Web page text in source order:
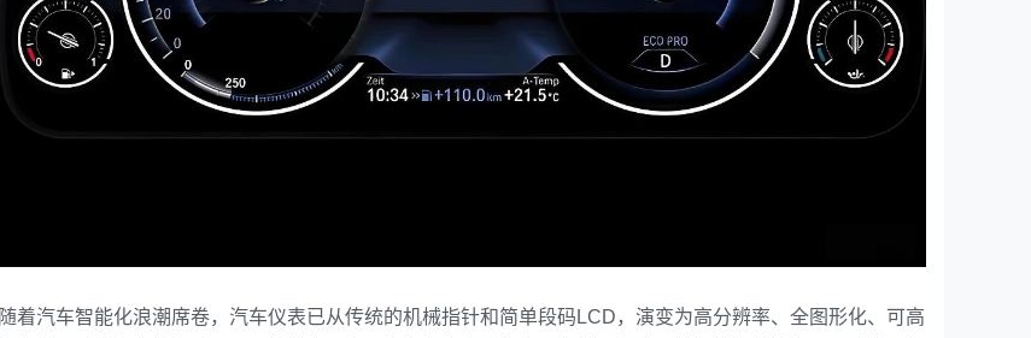
随着汽车智能化浪潮席卷，汽车仪表已从传统的机械指针和简单段码LCD，演变为高分辨率、全图形化、可高